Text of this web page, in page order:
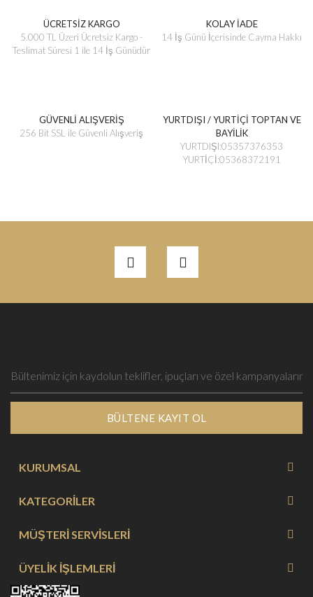
ÜCRETSİZ KARGO
5.000 TL Üzeri Ücretsiz Kargo -
Teslimat Süresi 1 ile 14 İş Günüdür
KOLAY İADE
14 İş Günü İçerisinde Cayma Hakkı
GÜVENLİ ALIŞVERİŞ
256 Bit SSL ile Güvenli Alışveriş
YURTDIŞI / YURTİÇİ TOPTAN VE
BAYİLİK
YURTDIŞI:05357376353
YURTİÇİ:05368372191
BÜLTENE KAYIT OL
KURUMSAL
KATEGORİLER
MÜŞTERİ SERVİSLERİ
ÜYELİK İŞLEMLERİ